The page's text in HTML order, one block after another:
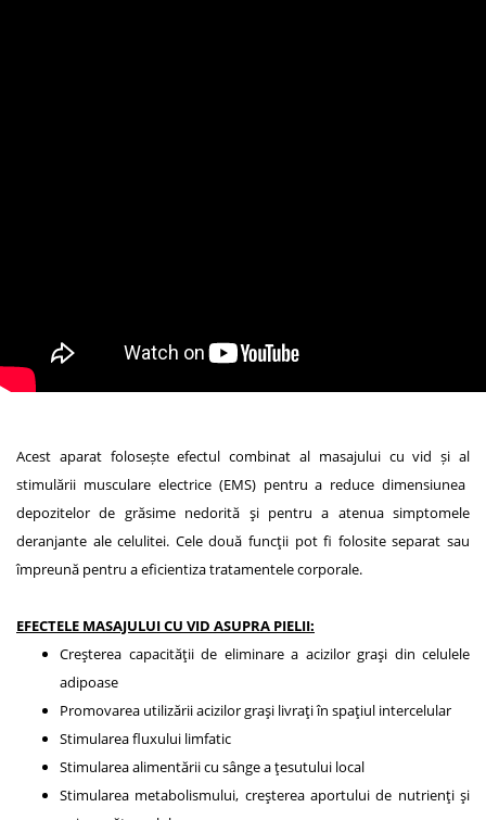
Acest aparat folosește efectul combinat al masajului cu vid și al
stimulării musculare electrice (EMS) pentru a reduce dimensiunea
depozitelor de grăsime nedorită și pentru a atenua simptomele
deranjante ale celulitei. Cele două funcții pot fi folosite separat sau
împreună pentru a eficientiza tratamentele corporale.
EFECTELE MASAJULUI CU VID ASUPRA PIELII:
Creșterea capacității de eliminare a acizilor grași din celulele
adipoase
Promovarea utilizării acizilor grași livrați în spațiul intercelular
Stimularea fluxului limfatic
Stimularea alimentării cu sânge a țesutului local
Stimularea metabolismului, creșterea aportului de nutrienți și